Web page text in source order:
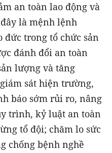
an toàn lao động và
là mệnh lệnh
trong tổ chức sản
đánh đổi an toàn
lượng và tăng
sát hiện trường,
báo sớm rủi ro, nâng
trình, kỷ luật an toàn
tổ đội; chăm lo sức
chống bệnh nghề